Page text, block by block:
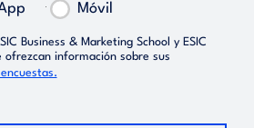
Móvil
Business & Marketing School y ESIC
ofrezcan información sobre sus